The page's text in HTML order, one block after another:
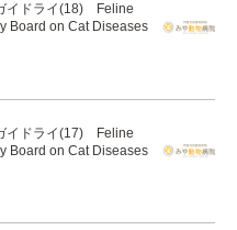
イドライ(18) Feline
Board on Cat Diseases
イドライ(17) Feline
Board on Cat Diseases